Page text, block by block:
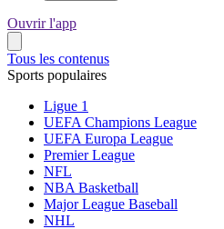
Ouvrir l'app
Tous les contenus
Sports populaires
Ligue 1
UEFA Champions League
UEFA Europa League
Premier League
NFL
NBA Basketball
Major League Baseball
NHL